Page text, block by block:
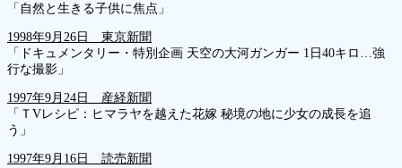
「自然と生きる子供に焦点」
1998年9月26日 東京新聞
「ドキュメンタリー・特別企画 天空の大河ガンガー 1日40キロ…強
行な撮影」
1997年9月24日 産経新聞
「ＴVレシピ：ヒマラヤを越えた花嫁 秘境の地に少女の成長を追
う」
1997年9月16日 読売新聞